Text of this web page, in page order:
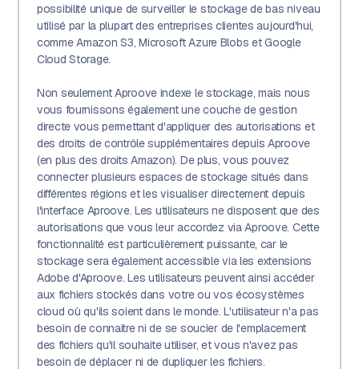
possibilité unique de surveiller le stockage de bas niveau
utilisé par la plupart des entreprises clientes aujourd'hui,
comme Amazon S3, Microsoft Azure Blobs et Google
Cloud Storage.
Non seulement Aproove indexe le stockage, mais nous
vous fournissons également une couche de gestion
directe vous permettant d'appliquer des autorisations et
des droits de contrôle supplémentaires depuis Aproove
(en plus des droits Amazon). De plus, vous pouvez
connecter plusieurs espaces de stockage situés dans
différentes régions et les visualiser directement depuis
l'interface Aproove. Les utilisateurs ne disposent que des
autorisations que vous leur accordez via Aproove. Cette
fonctionnalité est particulièrement puissante, car le
stockage sera également accessible via les extensions
Adobe d'Aproove. Les utilisateurs peuvent ainsi accéder
aux fichiers stockés dans votre ou vos écosystèmes
cloud où qu'ils soient dans le monde. L'utilisateur n'a pas
besoin de connaître ni de se soucier de l'emplacement
des fichiers qu'il souhaite utiliser, et vous n'avez pas
besoin de déplacer ni de dupliquer les fichiers.